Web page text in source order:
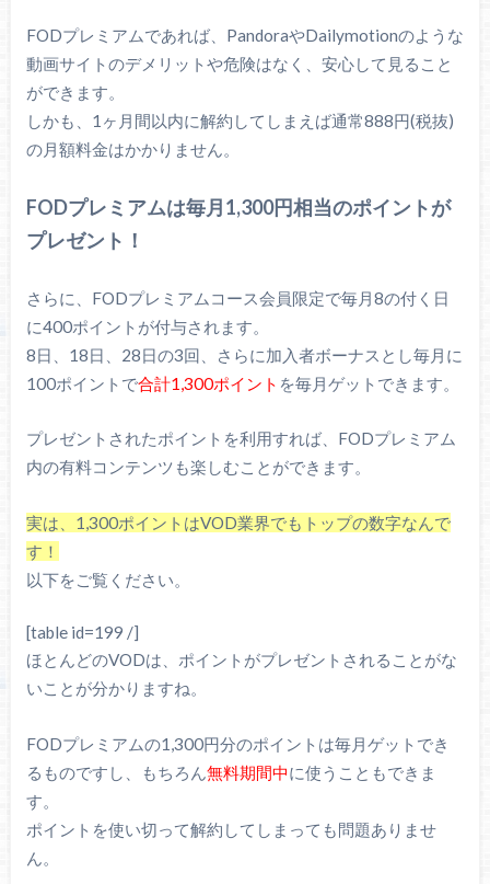
FODプレミアムであれば、PandoraやDailymotionのような
動画サイトのデメリットや危険はなく、安心して見ること
ができます。
しかも、1ヶ月間以内に解約してしまえば通常888円(税抜)
の月額料金はかかりません。
FODプレミアムは毎月1,300円相当のポイントが
プレゼント！
さらに、FODプレミアムコース会員限定で毎月8の付く日
に400ポイントが付与されます。
8日、18日、28日の3回、さらに加入者ボーナスとし毎月に
100ポイントで合計1,300ポイント を毎月ゲットできます。
プレゼントされたポイントを利用すれば、FODプレミアム
内の有料コンテンツも楽しむことができます。
実は、1,300ポイントはVOD業界でもトップの数字なんで
す！
以下をご覧ください。
[table id=199 /]
ほとんどのVODは、ポイントがプレゼントされることがな
いことが分かりますね。
FODプレミアムの1,300円分のポイントは毎月ゲットでき
るものですし、もちろん無料期間中に使うこともできま
す。
ポイントを使い切って解約してしまっても問題ありませ
ん。